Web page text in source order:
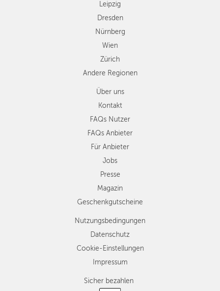
Leipzig
Dresden
Nürnberg
Wien
Zürich
Andere Regionen
Über uns
Kontakt
FAQs Nutzer
FAQs Anbieter
Für Anbieter
Jobs
Presse
Magazin
Geschenkgutscheine
Nutzungsbedingungen
Datenschutz
Cookie-Einstellungen
Impressum
Sicher bezahlen